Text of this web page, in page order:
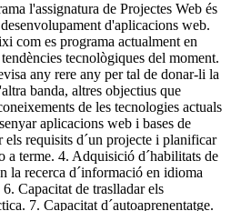
l'assignatura de Projectes Web és
d'aplicacions web.
com es programa actualment en
tecnològiques del moment.
any rere any per tal de donar-li la
banda, altres objectius que
de les tecnologies actuals
aplicacions web i bases de
els requisits d´un projecte i planificar
a terme. 4. Adquisició d´habilitats de
la recerca d´informació en idioma
Capacitat de traslladar els
7. Capacitat d´autoaprenentatge.